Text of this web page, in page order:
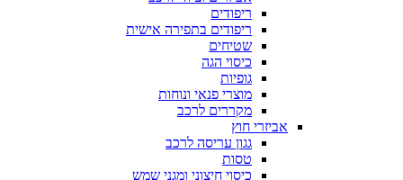
ריפודים
ריפודים בתפירה אישית
שטיחים
כיסוי הגה
גופיות
מוצרי פנאי ונוחות
מקררים לרכב
אביזרי חוץ
גגון עריסה לרכב
טסות
כיסוי חיצוני ומגני שמש